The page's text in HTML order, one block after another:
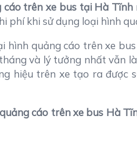
cáo trên xe bus tại Hà Tĩnh
phí khi sử dụng loại hình
hình quảng cáo trên xe
và lý tưởng nhất vẫn
hiệu trên xe tạo ra được
cáo trên xe bus Hà